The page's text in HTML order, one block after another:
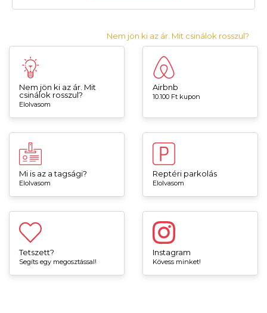
Nem jön ki az ár. Mit csinálok rosszul?
Nem jön ki az ár. Mit
csinálok rosszul?
Elolvasom
Airbnb
10.100 Ft kupon
Mi is az a tagsági?
Elolvasom
Reptéri parkolás
Elolvasom
Tetszett?
Segíts egy megosztással!
Instagram
Kövess minket!